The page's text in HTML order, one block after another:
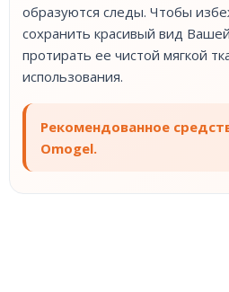
образуются следы. Чтобы
сохранить красивый вид
протирать ее чистой мягкой
использования.
Рекомендованное
Omogel.